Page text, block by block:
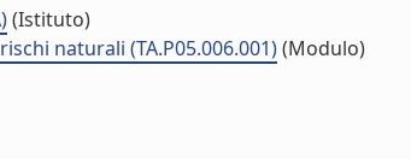
(Istituto)
naturali (TA.P05.006.001)(Modulo)